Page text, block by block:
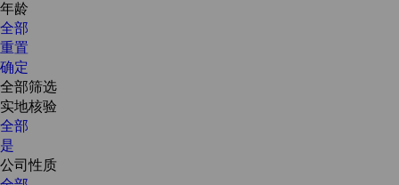
年龄
全部
重置
确定
全部筛选
实地核验
全部
是
公司性质